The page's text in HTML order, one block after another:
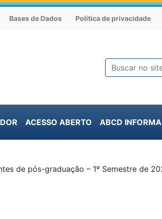
Bases de Dados Política de privacidade
ACESSO ABERTO ABCD INFORMA
de pós-graduação – 1º Semestre de